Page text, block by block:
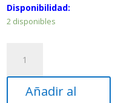
Disponibilidad:
2 disponibles
sol
papelAñadir al